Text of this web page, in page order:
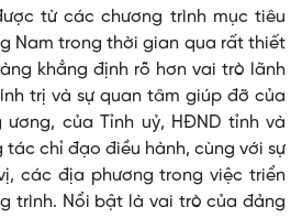
từ các chương trình mục tiêu
Nam trong thời gian qua rất thiết
khẳng định rõ hơn vai trò lãnh
trị và sự quan tâm giúp đỡ của
ương, của Tỉnh uỷ, HĐND tỉnh và
tác chỉ đạo điều hành, cùng với sự
các địa phương trong việc triển
trình. Nổi bật là vai trò của đảng